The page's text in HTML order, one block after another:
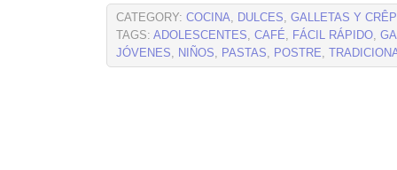
CATEGORY: COCINA, DULCES, GALLETAS Y
TAGS: ADOLESCENTES, CAFÉ, FÁCIL RÁPIDO,
JÓVENES, NIÑOS, PASTAS, POSTRE,